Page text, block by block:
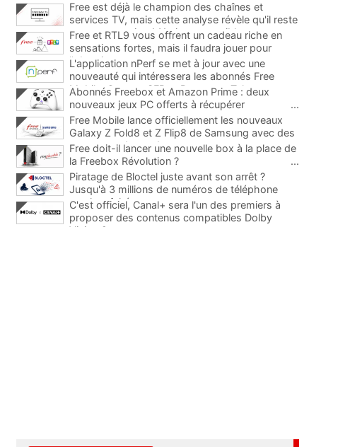
Free est déjà le champion des chaînes et
services TV, mais cette analyse révèle qu'il reste
encore au moins 141 ajouts possibles
Free et RTL9 vous offrent un cadeau riche en
sensations fortes, mais il faudra jouer pour
l'obtenir
L'application nPerf se met à jour avec une
nouveauté qui intéressera les abonnés Free
Mobile, Orange, SFR et Bouygues Telecom
Abonnés Freebox et Amazon Prime : deux
nouveaux jeux PC offerts à récupérer
...
Free Mobile lance officiellement les nouveaux
Galaxy Z Fold8 et Z Flip8 de Samsung avec des
promos et des cadeaux
...
Free doit-il lancer une nouvelle box à la place de
la Freebox Révolution ?
...
Piratage de Bloctel juste avant son arrêt ?
Jusqu'à 3 millions de numéros de téléphone
auraient fuité
C'est officiel, Canal+ sera l'un des premiers à
proposer des contenus compatibles Dolby
Vision 2